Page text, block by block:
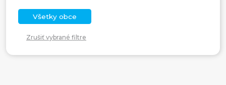
Všetky obce
Zrušiť vybrané filtre